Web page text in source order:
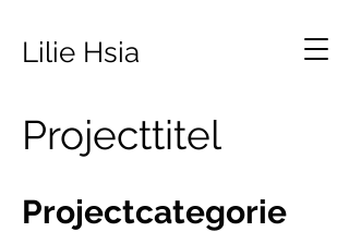
Lilie Hsia
Projecttitel
Projectcategorie